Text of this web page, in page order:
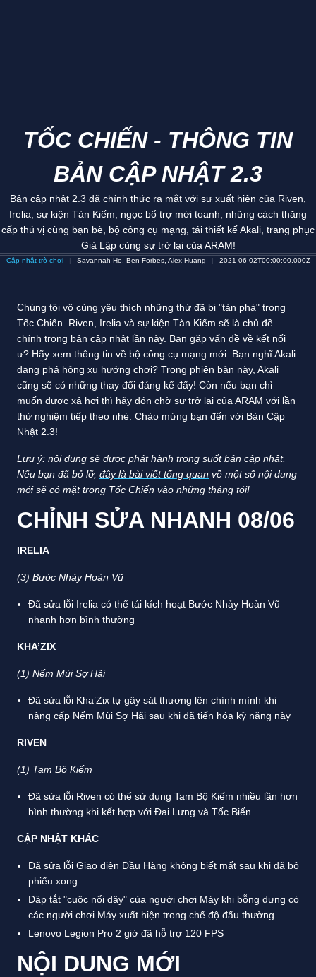
TỐC CHIẾN - THÔNG TIN
BẢN CẬP NHẬT 2.3
Bản cập nhật 2.3 đã chính thức ra mắt với sự xuất hiện của Riven,
Irelia, sự kiện Tàn Kiếm, ngọc bổ trợ mới toanh, những cách thăng
cấp thú vị cùng bạn bè, bộ công cụ mạng, tái thiết kế Akali, trang phục
Giả Lập cùng sự trở lại của ARAM!
Cập nhật trò chơi Savannah Ho, Ben Forbes, Alex Huang 2021-06-02T00:00:00.000Z
Chúng tôi vô cùng yêu thích những thứ đã bị "tàn phá" trong
Tốc Chiến. Riven, Irelia và sự kiện Tàn Kiếm sẽ là chủ đề
chính trong bản cập nhật lần này. Bạn gặp vấn đề về kết nối
ư? Hãy xem thông tin về bộ công cụ mạng mới. Bạn nghĩ Akali
đang phá hỏng xu hướng chơi? Trong phiên bản này, Akali
cũng sẽ có những thay đổi đáng kể đấy! Còn nếu bạn chỉ
muốn được xả hơi thì hãy đón chờ sự trở lại của ARAM với lần
thử nghiệm tiếp theo nhé. Chào mừng bạn đến với Bản Cập
Nhật 2.3!
Lưu ý: nội dung sẽ được phát hành trong suốt bản cập nhật.
Nếu bạn đã bỏ lỡ, đây là bài viết tổng quan về một số nội dung
mới sẽ có mặt trong Tốc Chiến vào những tháng tới!
CHỈNH SỬA NHANH 08/06
IRELIA
(3) Bước Nhảy Hoàn Vũ
Đã sửa lỗi Irelia có thể tái kích hoạt Bước Nhảy Hoàn Vũ
nhanh hơn bình thường
KHA’ZIX
(1) Nếm Mùi Sợ Hãi
Đã sửa lỗi Kha’Zix tự gây sát thương lên chính mình khi
nâng cấp Nếm Mùi Sợ Hãi sau khi đã tiến hóa kỹ năng này
RIVEN
(1) Tam Bộ Kiếm
Đã sửa lỗi Riven có thể sử dụng Tam Bộ Kiếm nhiều lần hơn
bình thường khi kết hợp với Đai Lưng và Tốc Biến
CẬP NHẬT KHÁC
Đã sửa lỗi Giao diện Đầu Hàng không biết mất sau khi đã bỏ
phiếu xong
Dập tắt "cuộc nổi dậy" của người chơi Máy khi bỗng dưng có
các người chơi Máy xuất hiện trong chế độ đấu thường
Lenovo Legion Pro 2 giờ đã hỗ trợ 120 FPS
NỘI DUNG MỚI